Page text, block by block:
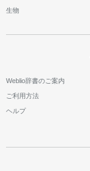
生物
Weblio辞書のご案内
ご利用方法
ヘルプ